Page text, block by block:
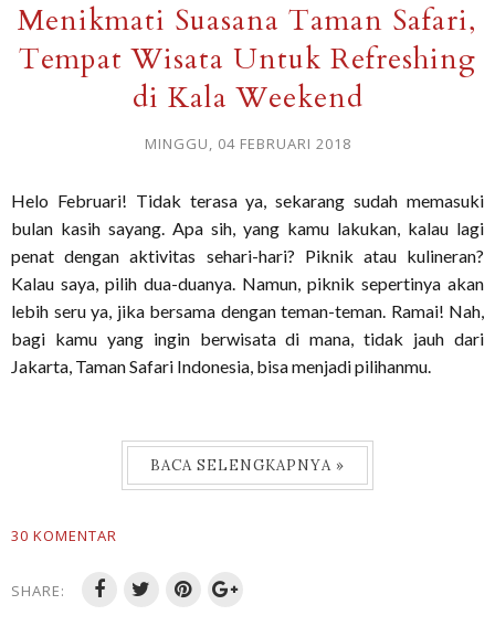
Menikmati Suasana Taman Safari,
Tempat Wisata Untuk Refreshing
di Kala Weekend
MINGGU, 04 FEBRUARI 2018
Helo Februari! Tidak terasa ya, sekarang sudah memasuki
bulan kasih sayang. Apa sih, yang kamu lakukan, kalau lagi
penat dengan aktivitas sehari-hari? Piknik atau kulineran?
Kalau saya, pilih dua-duanya. Namun, piknik sepertinya akan
lebih seru ya, jika bersama dengan teman-teman. Ramai! Nah,
bagi kamu yang ingin berwisata di mana, tidak jauh dari
Jakarta, Taman Safari Indonesia, bisa menjadi pilihanmu.
BACA SELENGKAPNYA »
30 KOMENTAR
SHARE: